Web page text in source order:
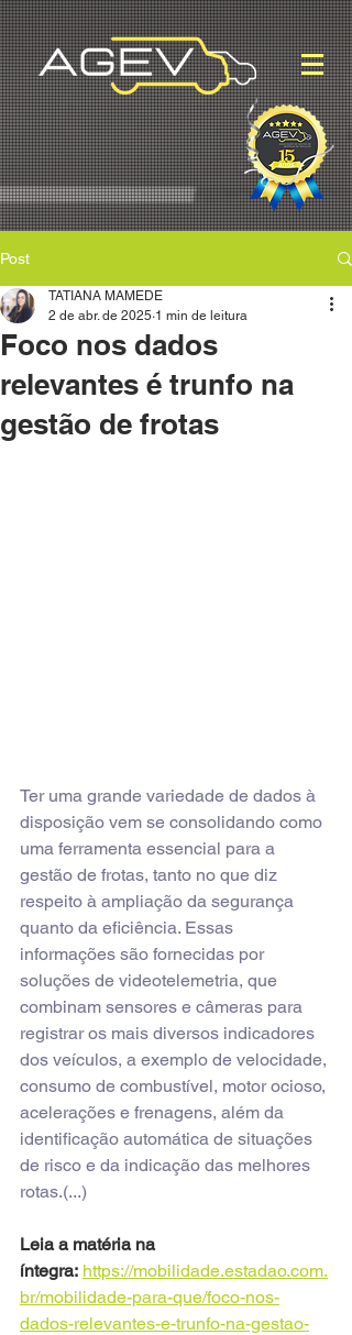
Post
Foco nos dados
relevantes é trunfo na
gestão de frotas
TATIANA MAMEDE
2 de abr. de 2025 1 min de leitura
Ter uma grande variedade de dados à
disposição vem se consolidando como
uma ferramenta essencial para a
gestão de frotas, tanto no que diz
respeito à ampliação da segurança
quanto da eficiência. Essas
informações são fornecidas por
soluções de videotelemetria, que
combinam sensores e câmeras para
registrar os mais diversos indicadores
dos veículos, a exemplo de velocidade,
consumo de combustível, motor ocioso,
acelerações e frenagens, além da
identificação automática de situações
de risco e da indicação das melhores
rotas.(...)
Leia a matéria na
íntegra: https://mobilidade.estadao.com.
br/mobilidade-para-que/foco-nos-
dados-relevantes-e-trunfo-na-gestao-